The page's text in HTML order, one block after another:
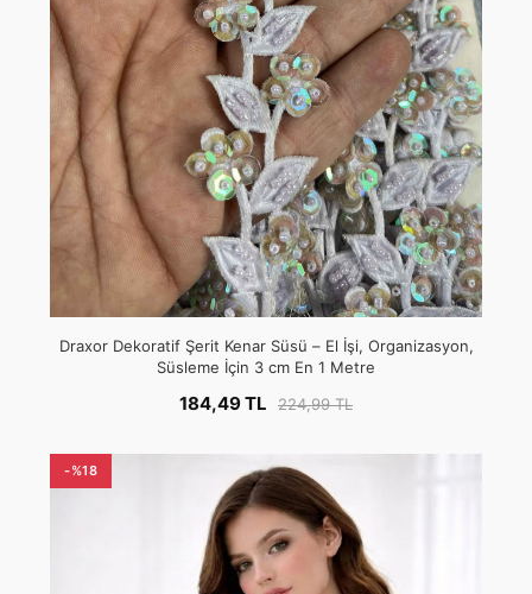
Draxor Dekoratif Şerit Kenar Süsü – El İşi, Organizasyon,
Süsleme İçin 3 cm En 1 Metre
184,49 TL 224,99 TL
-%18